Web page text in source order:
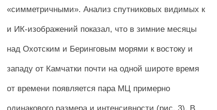
«симметричными». Анализ спутниковых видимых к
и ИК-изображений показал, что в зимние месяцы
над Охотским и Беринговым морями к востоку и
западу от Камчатки почти на одной широте время
от времени появляется пара МЦ примерно
одинакового размера и интенсивности (рис. 3). В